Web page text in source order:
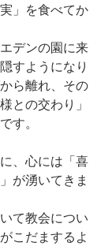
」を食べてか
デンの園に来
すようになり
ら離れ、その
との交わり」
す。
、心には「喜
が湧いてきま
て教会につい
こだまするよ